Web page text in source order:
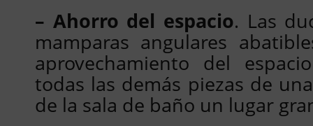
– Ahorro del espacio. Las
mamparas angulares
aprovechamiento del
todas las demás piezas de
de la sala de baño un lugar